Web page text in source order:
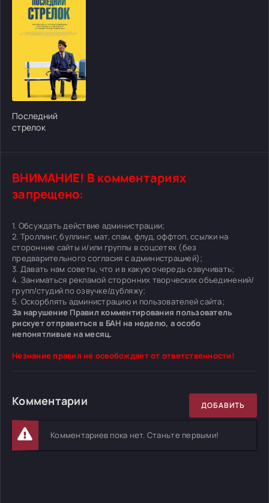
[/xfgiven_cvh_poster_urlcvh_poster_url]
Последний
стрелок
ВНИМАНИЕ! В комментариях
запрещено:
1. Обсуждать действие администрации;
2. Троллинг, буллинг, мат, спам, флуд, оффтоп, ссылки на
сторонние сайты и/или группы в соцсетях (без
предварительного согласия с администрацией);
3. Давать нам советы, что и в какую очередь озвучивать;
4. Заниматься рекламой сторонних творческих объединений/
групп/студий по озвучке/дубляжу;
5. Оскорблять администрацию и пользователей сайта;
За нарушение Правил комментирования пользователь
рискует отправиться в БАН на неделю, а особо
непонятливые на месяц.
Незнание правил не освобождает от ответственности!
Комментарии ДОБАВИТЬ
Комментариев пока нет. Станьте первыми!